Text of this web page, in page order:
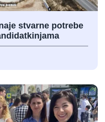
stvarne potrebe